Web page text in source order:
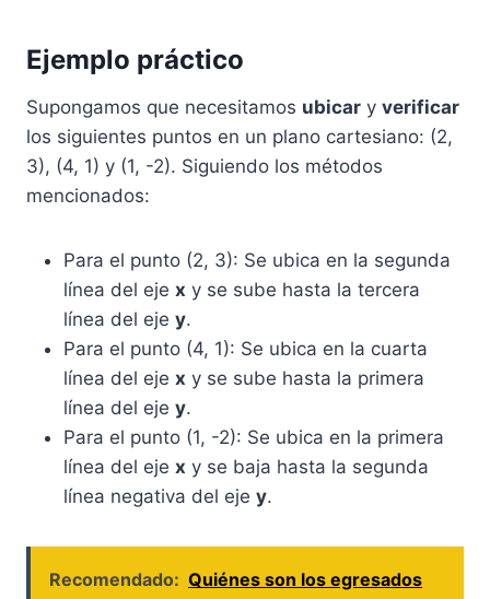
Ejemplo práctico
Supongamos que necesitamos ubicar y verificar
los siguientes puntos en un plano cartesiano: (2,
3), (4, 1) y (1, -2). Siguiendo los métodos
mencionados:
Para el punto (2, 3): Se ubica en la segunda
línea del eje x y se sube hasta la tercera
línea del eje y.
Para el punto (4, 1): Se ubica en la cuarta
línea del eje x y se sube hasta la primera
línea del eje y.
Para el punto (1, -2): Se ubica en la primera
línea del eje x y se baja hasta la segunda
línea negativa del eje y.
Recomendado: Quiénes son los egresados